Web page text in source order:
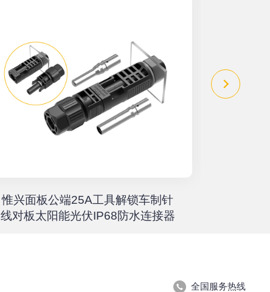
惟兴面板公端25A工具解锁车制针
线对板太阳能光伏IP68防水连接器
全国服务热线